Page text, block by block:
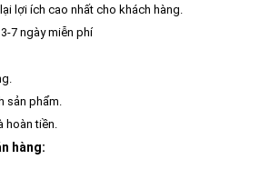
lợi ích cao nhất cho khách hàng.
7 ngày miễn phí
sản phẩm.
hoàn tiền.
hàng: